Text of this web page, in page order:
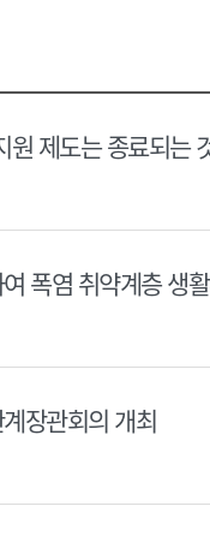
원 제도는 종료되
폭염 취약계층 생
장관회의 개최